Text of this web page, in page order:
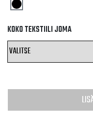
KOKO TEKSTIILI JOMA